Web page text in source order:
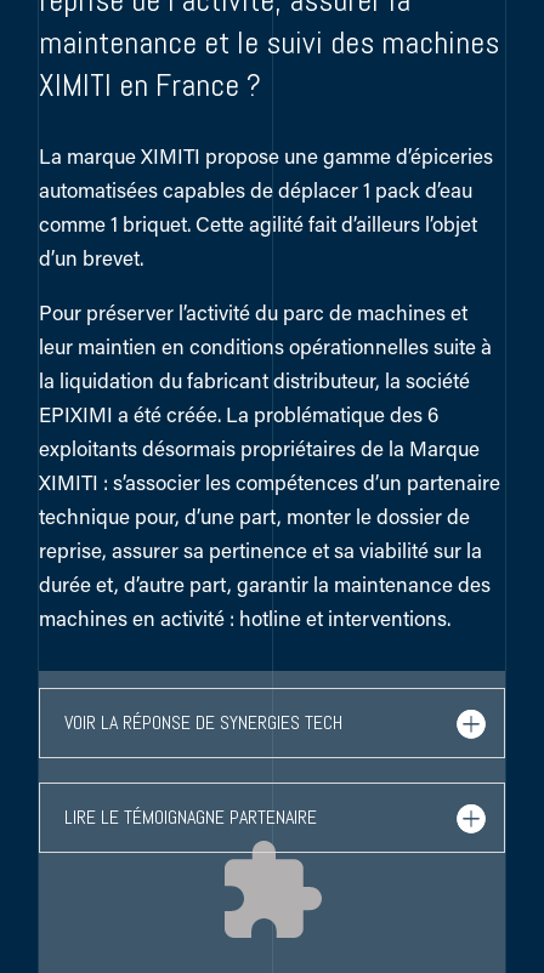
maintenance et le suivi des machines
XIMITI en France ?
La marque XIMITI propose une gamme d’épiceries
automatisées capables de déplacer 1 pack d’eau
comme 1 briquet. Cette agilité fait d’ailleurs l’objet
d’un brevet.
Pour préserver l’activité du parc de machines et
leur maintien en conditions opérationnelles suite à
la liquidation du fabricant distributeur, la société
EPIXIMI a été créée. La problématique des 6
exploitants désormais propriétaires de la Marque
XIMITI : s’associer les compétences d’un partenaire
technique pour, d’une part, monter le dossier de
reprise, assurer sa pertinence et sa viabilité sur la
durée et, d’autre part, garantir la maintenance des
machines en activité : hotline et interventions.
VOIR LA RÉPONSE DE SYNERGIES TECH
LIRE LE TÉMOIGNAGNE PARTENAIRE